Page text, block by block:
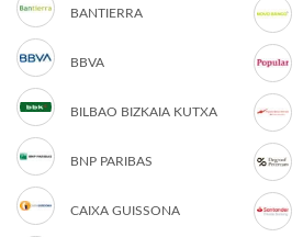
BANTIERRA
BBVA
BILBAO BIZKAIA KUTXA
BNP PARIBAS
CAIXA GUISSONA